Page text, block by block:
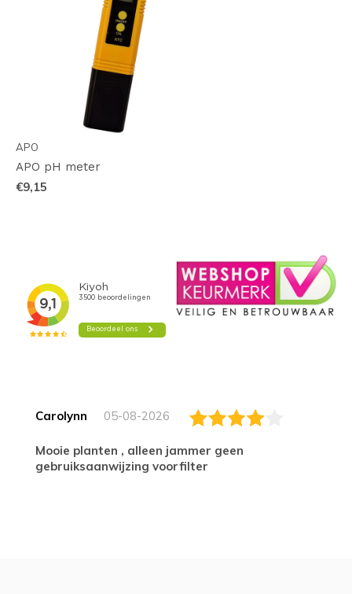
APO
APO pH meter
€9,15
Carolynn 05-08-2026
Mooie planten , alleen jammer geen
gebruiksaanwijzing voorfilter